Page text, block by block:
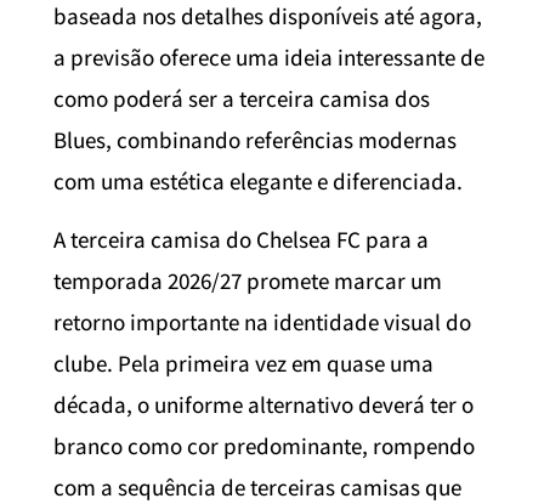
baseada nos detalhes disponíveis até agora,
a previsão oferece uma ideia interessante de
como poderá ser a terceira camisa dos
Blues, combinando referências modernas
com uma estética elegante e diferenciada.
A terceira camisa do Chelsea FC para a
temporada 2026/27 promete marcar um
retorno importante na identidade visual do
clube. Pela primeira vez em quase uma
década, o uniforme alternativo deverá ter o
branco como cor predominante, rompendo
com a sequência de terceiras camisas que